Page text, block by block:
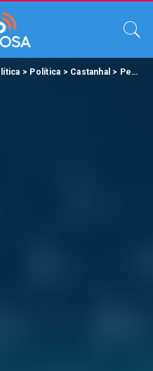
> Política > Castanhal > Pesquisa Doxa confirma liderança de Paulo Titan na corrida eleitoral de Castanhal.